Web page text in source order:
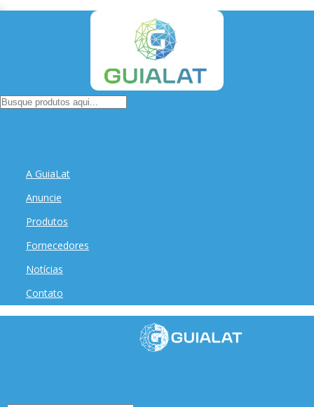
A GuiaLat
Anuncie
Produtos
Fornecedores
Notícias
Contato